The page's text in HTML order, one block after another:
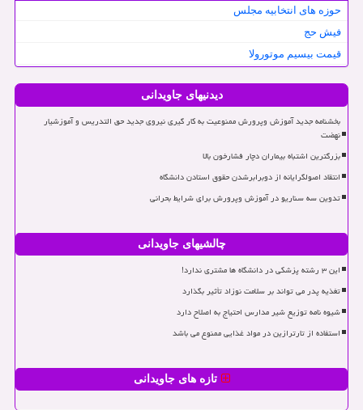
حوزه های انتخابیه مجلس
فیش حج
قیمت بیسیم موتورولا
دیدنیهای جاویدانی
بخشنامه جدید آموزش وپرورش ممنوعیت به کار گیری نیروی جدید حق التدریس و آموزشیار
نهضت
بزرگترین اشتباه بیماران دچار فشارخون بالا
انتقاد اصولگرایانه از دوبرابرشدن حقوق استادن دانشگاه
تدوین سه سناریو در آموزش وپرورش برای شرایط بحرانی
چالشیهای جاویدانی
این ۳ رشته پزشکی در دانشگاه ها مشتری ندارد!
تغذیه پدر می تواند بر سلامت نوزاد تأثیر بگذارد
شیوه نامه توزیع شیر مدارس احتیاج به اصلاح دارد
استفاده از تارترازین در مواد غذایی ممنوع می باشد
تازه های جاویدانی